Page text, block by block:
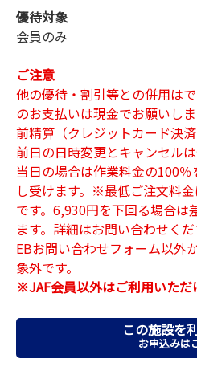
優待対象
会員のみ
ご注意
他の優待・割引等との併用は
のお支払いは現金でお願いし
前精算（クレジットカード決
前日の日時変更とキャンセル
当日の場合は作業料金の100
し受けます。※最低ご注文料
です。6,930円を下回る場合は
ます。詳細はお問い合わせく
EBお問い合わせフォーム以外
象外です。
※JAF会員以外はご利用いただ
この施設を
お申込みは